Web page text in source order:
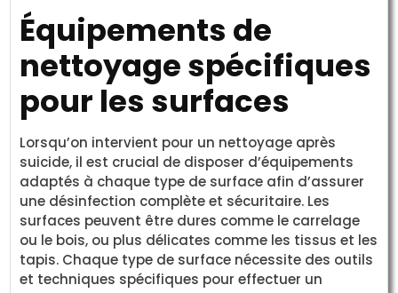
Équipements de
nettoyage spécifiques
pour les surfaces
Lorsqu’on intervient pour un nettoyage après
suicide, il est crucial de disposer d’équipements
adaptés à chaque type de surface afin d’assurer
une désinfection complète et sécuritaire. Les
surfaces peuvent être dures comme le carrelage
ou le bois, ou plus délicates comme les tissus et les
tapis. Chaque type de surface nécessite des outils
et techniques spécifiques pour effectuer un